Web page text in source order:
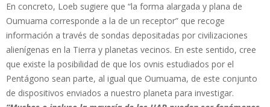
En concreto, Loeb sugiere que “la forma alargada y plana de
Oumuama corresponde a la de un receptor” que recoge
información a través de sondas depositadas por civilizaciones
alienígenas en la Tierra y planetas vecinos. En este sentido, cree
que existe la posibilidad de que los ovnis estudiados por el
Pentágono sean parte, al igual que Oumuama, de este conjunto
de dispositivos enviados a nuestro planeta para investigar.